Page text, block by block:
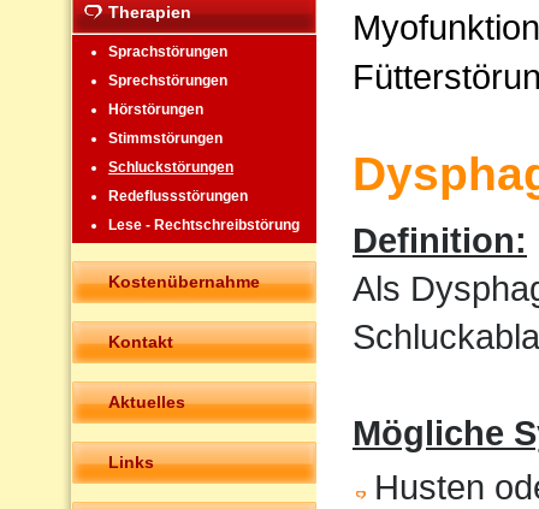
Therapien
Sprachstörungen
Sprechstörungen
Hörstörungen
Stimmstörungen
Schluckstörungen
Redeflussstörungen
Lese - Rechtschreibstörung
Kostenübernahme
Kontakt
Aktuelles
Links
Definition:
Als
Mögliche
Husten